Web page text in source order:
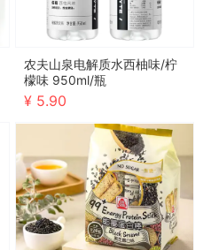
农夫山泉电解质水西柚味/柠
檬味 950ml/瓶
¥ 5.90